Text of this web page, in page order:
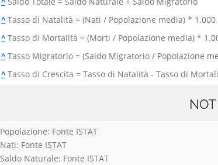
^Tasso di Natalità = (Nati / Popolazione media) * 1.000
^Tasso di Mortalità = (Morti / Popolazione media) *
^Tasso Migratorio = (Saldo Migratorio / Popolazione
^Tasso di Crescita = Tasso di Natalità - Tasso di
Popolazione: Fonte ISTAT
Nati: Fonte ISTAT
Saldo Naturale: Fonte ISTAT